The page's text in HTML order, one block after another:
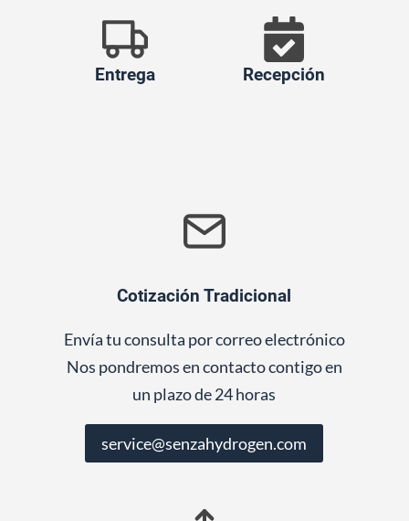
Entrega Recepción
Cotización Tradicional
Envía tu consulta por correo electrónico
Nos pondremos en contacto contigo en
un plazo de 24 horas
service@senzahydrogen.com